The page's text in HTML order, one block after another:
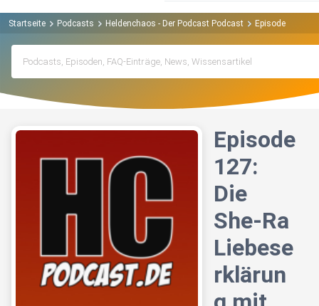
Startseite Podcasts Heldenchaos - Der Podcast Podcast Episode 127:
Episode
127:
Die
She-Ra
Liebese
rklärun